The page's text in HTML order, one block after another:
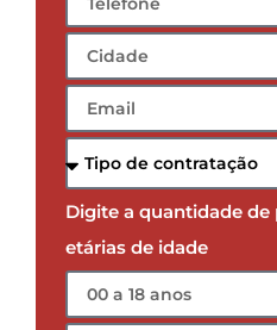
Digite a quantidade de
etárias de idade